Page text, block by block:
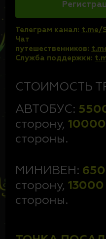
Телеграм канал: t.me/
Чат
путешественников:
Служба поддержки:
СТОИМОСТЬ
АВТОБУС:
сторону, 10000
стороны.
МИНИВЕН:
сторону, 13000
стороны.